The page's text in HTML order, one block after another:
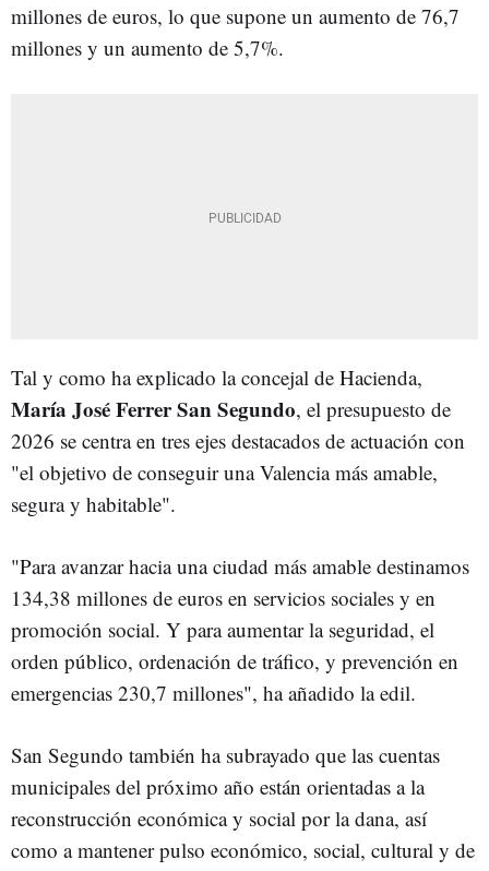
millones de euros, lo que supone un aumento de 76,7
millones y un aumento de 5,7%.
Tal y como ha explicado la concejal de Hacienda,
María José Ferrer San Segundo, el presupuesto de
2026 se centra en tres ejes destacados de actuación con
"el objetivo de conseguir una Valencia más amable,
segura y habitable".
"Para avanzar hacia una ciudad más amable destinamos
134,38 millones de euros en servicios sociales y en
promoción social. Y para aumentar la seguridad, el
orden público, ordenación de tráfico, y prevención en
emergencias 230,7 millones", ha añadido la edil.
San Segundo también ha subrayado que las cuentas
municipales del próximo año están orientadas a la
reconstrucción económica y social por la dana, así
como a mantener pulso económico, social, cultural y de